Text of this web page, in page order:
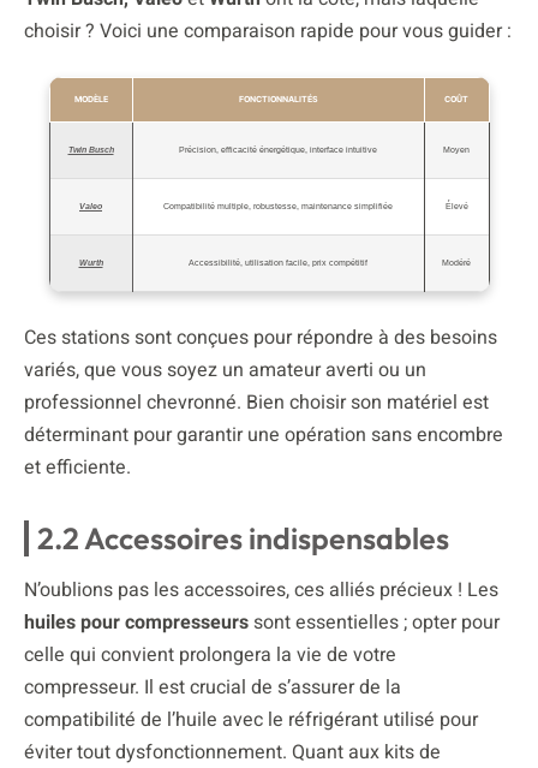
choisir ? Voici une comparaison rapide pour vous guider :
MODÈLE FONCTIONNALITÉS COÛT
Twin Busch Précision, efficacité énergétique, interface intuitive Moyen
Valeo Compatibilité multiple, robustesse, maintenance simplifiée Élevé
Wurth Accessibilité, utilisation facile, prix compétitif Modéré
Ces stations sont conçues pour répondre à des besoins
variés, que vous soyez un amateur averti ou un
professionnel chevronné. Bien choisir son matériel est
déterminant pour garantir une opération sans encombre
et efficiente.
2.2 Accessoires indispensables
N’oublions pas les accessoires, ces alliés précieux ! Les
huiles pour compresseurs sont essentielles ; opter pour
celle qui convient prolongera la vie de votre
compresseur. Il est crucial de s’assurer de la
compatibilité de l’huile avec le réfrigérant utilisé pour
éviter tout dysfonctionnement. Quant aux kits de